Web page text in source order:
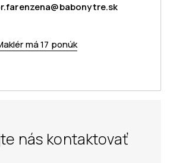
má 17 ponúk
nás kontaktovať